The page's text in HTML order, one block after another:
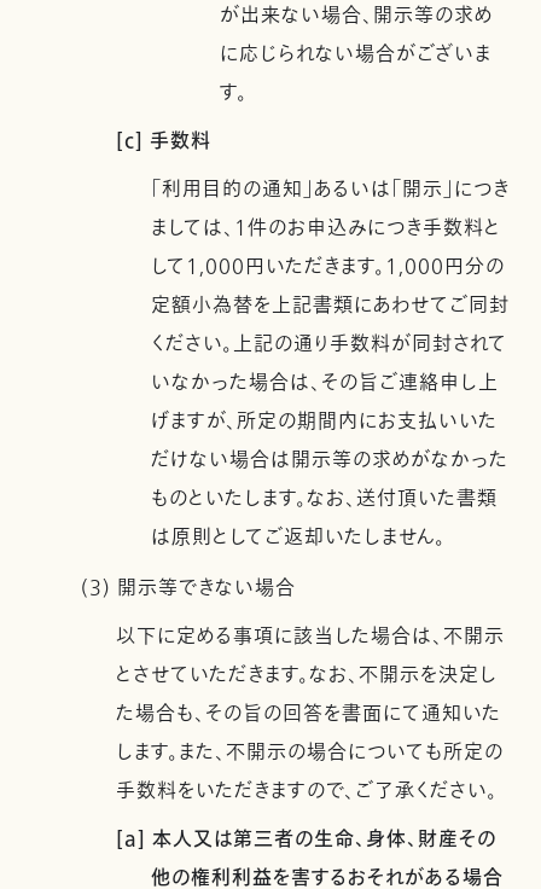
が出来ない場合、開示等の求め
に応じられない場合がございま
す。
[c] 手数料
「利用目的の通知」あるいは「開示」につき
ましては、1件のお申込みにつき手数料と
して1,000円いただきます。1,000円分の
定額小為替を上記書類にあわせてご同封
ください。上記の通り手数料が同封されて
いなかった場合は、その旨ご連絡申し上
げますが、所定の期間内にお支払いいた
だけない場合は開示等の求めがなかった
ものといたします。なお、送付頂いた書類
は原則としてご返却いたしません。
(3) 開示等できない場合
以下に定める事項に該当した場合は、不開示
とさせていただきます。なお、不開示を決定し
た場合も、その旨の回答を書面にて通知いた
します。また、不開示の場合についても所定の
手数料をいただきますので、ご了承ください。
[a] 本人又は第三者の生命、身体、財産その
他の権利利益を害するおそれがある場合